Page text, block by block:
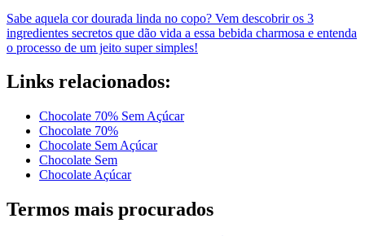
Sabe aquela cor dourada linda no copo? Vem descobrir os 3
ingredientes secretos que dão vida a essa bebida charmosa e entenda
o processo de um jeito super simples!
Links relacionados:
Chocolate 70% Sem Açúcar
Chocolate 70%
Chocolate Sem Açúcar
Chocolate Sem
Chocolate Açúcar
Termos mais procurados